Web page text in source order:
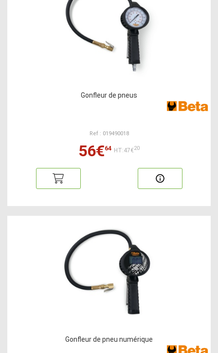
Gonfleur de pneus
Ref : 019490018
56€64 HT:47€20
Gonfleur de pneu numérique